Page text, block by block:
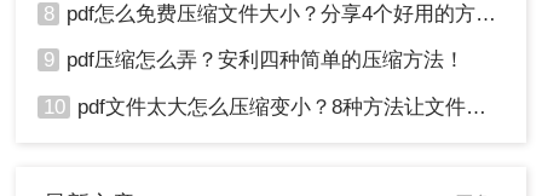
8 pdf怎么免费压缩文件大小？分享4个好用的方法，简单又快捷！
9 pdf压缩怎么弄？安利四种简单的压缩方法！
10 pdf文件太大怎么压缩变小？8种方法让文件轻松"瘦身"！